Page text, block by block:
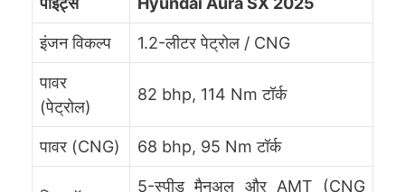
इंजन विकल्प 1.2-लीटर पेट्रोल / CNG
पावर
(पेट्रोल)
82 bhp, 114 Nm टॉर्क
पावर (CNG) 68 bhp, 95 Nm टॉर्क
5-स्पीड मैनुअल और AMT (CNG